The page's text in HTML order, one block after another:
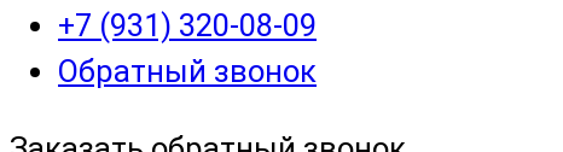
+7 (931) 320-08-09
Обратный звонок